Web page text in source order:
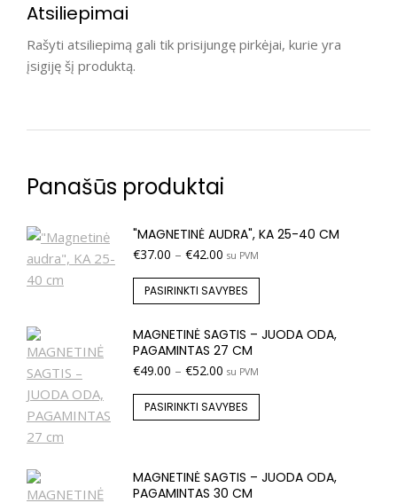
Atsiliepimai
Rašyti atsiliepimą gali tik prisijungę pirkėjai, kurie yra
įsigiję šį produktą.
Panašūs produktai
"MAGNETINĖ AUDRA", KA 25-40 CM
€37.00 – €42.00 su PVM
PASIRINKTI SAVYBES
MAGNETINĖ SAGTIS – JUODA ODA,
PAGAMINTAS 27 CM
€49.00 – €52.00 su PVM
PASIRINKTI SAVYBES
MAGNETINĖ SAGTIS – JUODA ODA,
PAGAMINTAS 30 CM